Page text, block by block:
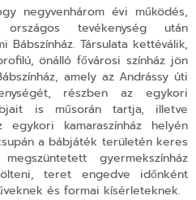
negyvenhárom évi működés,
országos tevékenység után
Bábszínház. Társulata kettéválik,
önálló fővárosi színház jön
amely az Andrássy úti
részben az egykori
is műsorán tartja, illetve
kamaraszínház helyén
a bábjáték területén keres
gyermekszínház
teret engedve időnként
és formai kísérleteknek.